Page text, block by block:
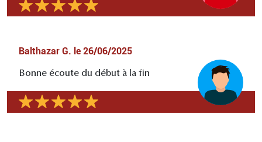
Balthazar G. le 26/06/2025
Bonne écoute du début à la fin